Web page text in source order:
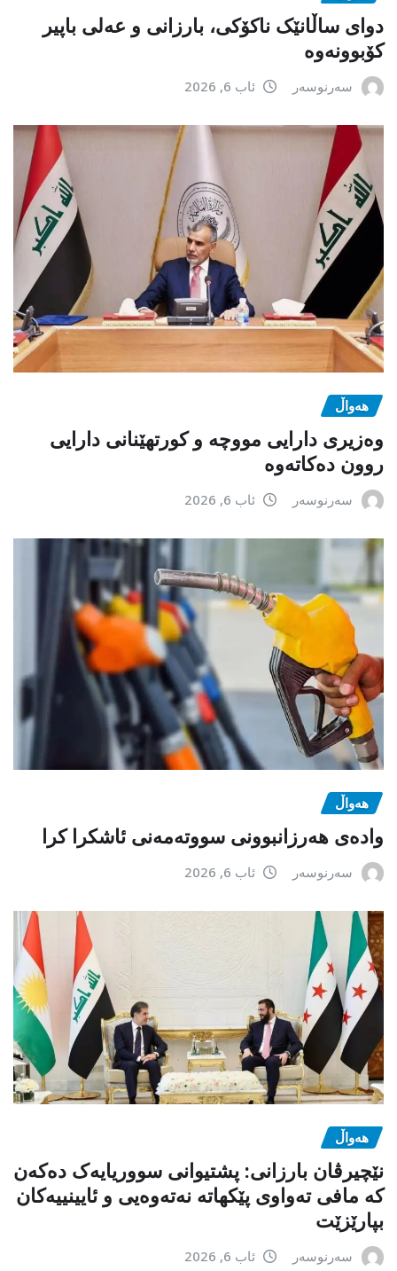
دوای ساڵانێک ناکۆکی، بارزانی و عەلی باپیر
کۆبوونەوە
سەرنوسەر ئاب 6, 2026
هەواڵ
وەزیری دارایی مووچە و کورتهێنانی دارایی
روون دەکاتەوە
سەرنوسەر ئاب 6, 2026
هەواڵ
وادەی هەرزانبوونی سووتەمەنی ئاشکرا کرا
سەرنوسەر ئاب 6, 2026
هەواڵ
نێچیرڤان بارزانی: پشتیوانی سووریایەک دەکەن
کە مافی تەواوی پێکهاتە نەتەوەیی و ئایینییەکان
بپارێزێت
سەرنوسەر ئاب 6, 2026